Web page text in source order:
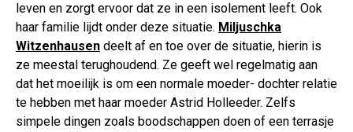
leven en zorgt ervoor dat ze in een isolement leeft. Ook
haar familie lijdt onder deze situatie. Miljuschka
Witzenhausen deelt af en toe over de situatie, hierin is
ze meestal terughoudend. Ze geeft wel regelmatig aan
dat het moeilijk is om een normale moeder- dochter relatie
te hebben met haar moeder Astrid Holleeder. Zelfs
simpele dingen zoals boodschappen doen of een terrasje